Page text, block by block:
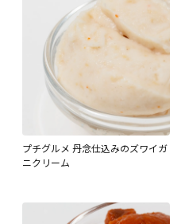
プチグルメ 丹念仕込みのズワイガ
ニクリーム